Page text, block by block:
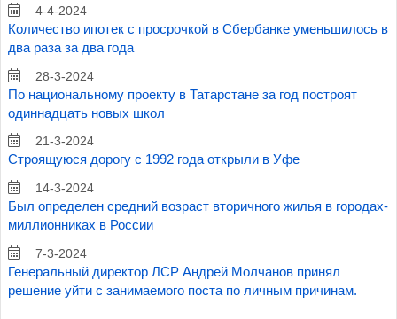
4-4-2024
Количество ипотек с просрочкой в Сбербанке уменьшилось в
два раза за два года
28-3-2024
По национальному проекту в Татарстане за год построят
одиннадцать новых школ
21-3-2024
Строящуюся дорогу с 1992 года открыли в Уфе
14-3-2024
Был определен средний возраст вторичного жилья в городах-
миллионниках в России
7-3-2024
Генеральный директор ЛСР Андрей Молчанов принял
решение уйти с занимаемого поста по личным причинам.